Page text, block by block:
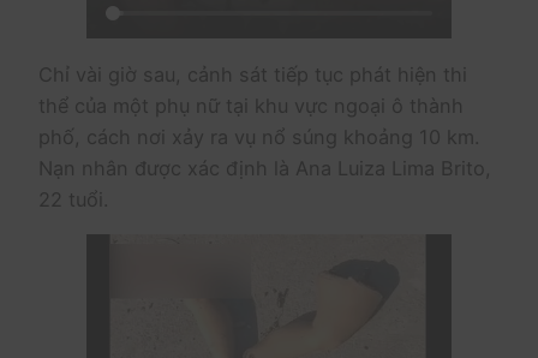
Chỉ vài giờ sau, cảnh sát tiếp tục phát hiện thi
thể của một phụ nữ tại khu vực ngoại ô thành
phố, cách nơi xảy ra vụ nổ súng khoảng 10 km.
Nạn nhân được xác định là Ana Luiza Lima Brito,
22 tuổi.